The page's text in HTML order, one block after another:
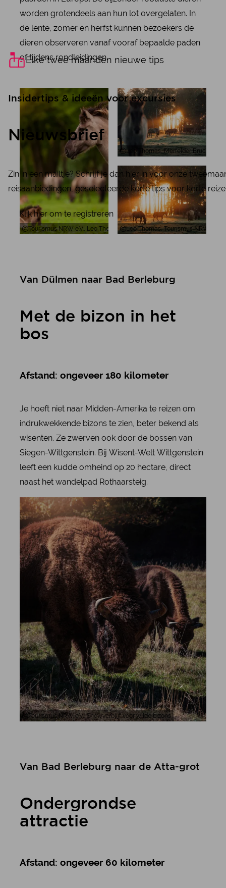
worden grotendeels aan hun lot overgelaten. In
de lente, zomer en herfst kunnen bezoekers de
dieren observeren vanaf vooraf bepaalde paden
of tijdens rondleidingen.
Tourismus NRW e.V., Leo Thomas, Wilde paarden in de wei in het
Leo Thomas, Tourismus NRW e.V.
Leo Thomas, Merfelder Bruch
Tourismus NRW e.V., Showverblijf voor wilde bizons
Van Dülmen naar Bad Berleburg
Met de bizon in het
bos
Afstand: ongeveer 180 kilometer
Je hoeft niet naar Midden-Amerika te reizen om
indrukwekkende bizons te zien, beter bekend als
wisenten. Ze zwerven ook door de bossen van
Siegen-Wittgenstein. Bij Wisent-Welt Wittgenstein
leeft een kudde omheind op 20 hectare, direct
naast het wandelpad Rothaarsteig.
Van Bad Berleburg naar de Atta-grot
Ondergrondse
attractie
Afstand: ongeveer 60 kilometer
Elke twee maanden nieuwe tips
Insidertips & ideeën voor excursies
Nieuwsbrief
Zin in een mailtje? Schrijf je dan hier in voor onze
reisaanbiedingen, geselecteerde korte tips voor korte
Klik hier om te registreren